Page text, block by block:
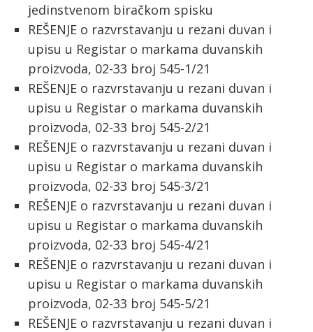
jedinstvenom biračkom spisku
REŠENJE o razvrstavanju u rezani duvan i
upisu u Registar o markama duvanskih
proizvoda, 02-33 broj 545-1/21
REŠENJE o razvrstavanju u rezani duvan i
upisu u Registar o markama duvanskih
proizvoda, 02-33 broj 545-2/21
REŠENJE o razvrstavanju u rezani duvan i
upisu u Registar o markama duvanskih
proizvoda, 02-33 broj 545-3/21
REŠENJE o razvrstavanju u rezani duvan i
upisu u Registar o markama duvanskih
proizvoda, 02-33 broj 545-4/21
REŠENJE o razvrstavanju u rezani duvan i
upisu u Registar o markama duvanskih
proizvoda, 02-33 broj 545-5/21
REŠENJE o razvrstavanju u rezani duvan i